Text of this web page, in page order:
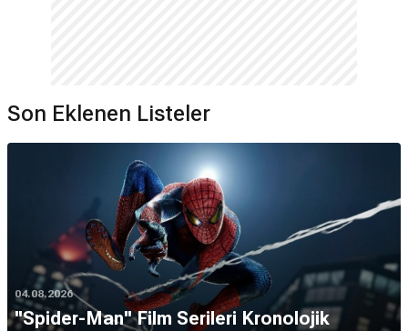
Son Eklenen Listeler
04.08.2026
''Spider-Man'' Film Serileri Kronolojik